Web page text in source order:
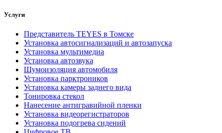
Услуги
Представитель TEYES в Томске
Установка автосигнализаций и автозапуска
Установка мультимедиа
Установка автозвука
Шумоизоляция автомобиля
Установка парктроников
Установка камеры заднего вида
Тонировка стекол
Нанесение антигравийной пленки
Установка видеорегистраторов
Установка подогрева сидений